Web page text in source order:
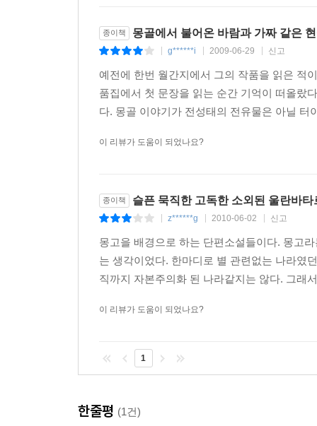
사냥꾼의 늑대 추적은 욕망의 무한증식을 상징
죽여 검은 늑대를 사로잡겠다는 사냥꾼의 계획
자신의 욕망에 사냥당하는 꼴이 된다. 결말 부분
파국을 통해 이 시대의 존재의 의미를 묻는 이
열어놓은 작품이다. 2천년대 소설에서 남다른
탈북장면에 대한 생생한 묘사로 긴장의 끈을 놓
현실감있게 그려냈고, 자전소설격인 「아이들도
속에서 길어올린 또다른 수작이다. 「이미테
존재한다는 작가의 메씨지는 우리의 내면을 통렬
한층 더 빛을 발하는 것이다. 작가의 장점인 해
종이책 몽골에서 불어온 바람과 가짜 같은
g******i 2009-06-29 신고
예전에 한번 월간지에서 그의 작품을 읽은 적
품집에서 첫 문장을 읽는 순간 기억이 떠올랐
다. 몽골 이야기가 전성태의 전유물은 아닐
이 리뷰가 도움이 되었나요?
종이책 슬픈 묵직한 고독한 소외된 울란바타
z******g 2010-06-02 신고
몽고을 배경으로 하는 단편소설들이다. 몽고
는 생각이었다. 한마디로 별 관련없는 나라였
직까지 자본주의화 된 나라같지는 않다. 그래
이 리뷰가 도움이 되었나요?
1
한줄평 (1건)